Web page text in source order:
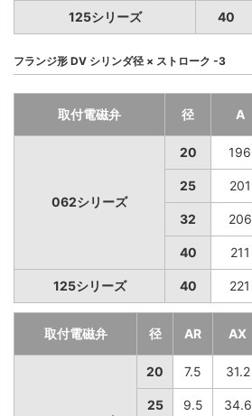
125シリーズ 40
フランジ形 DV シリンダ径 × ストローク -3
取付電磁弁 径 A
062シリーズ
20 196
25 201
32 206
40 211
125シリーズ 40 221
取付電磁弁 径 AR AX
20 7.5 31.2
25 9.5 34.6